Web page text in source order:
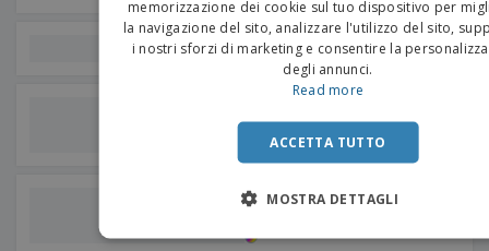
Bicchiere di plastica
ondulate a doppia parete in
Tazze per Bevande Calde
"Espresso" 1 Parete di
memorizzazione dei cookie sul tuo dispositivo per
la navigazione del sito, analizzare l'utilizzo del sito,
i nostri sforzi di marketing e consentire la
degli annunci.
Read more
ACCETTA TUTTO
MOSTRA DETTAGLI